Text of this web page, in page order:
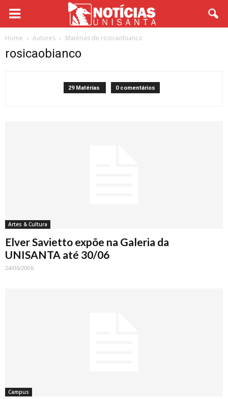
Home Autores Matérias de rosicaobianco
rosicaobianco
29 Matérias 0 comentários
Artes & Cultura
Elver Savietto expõe na Galeria da
UNISANTA até 30/06
24/06/2006
Campus